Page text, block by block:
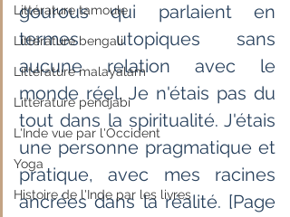
Littérature tamoule
Littérature bengali
Littérature malayalam
Littérature pendjabi
L'Inde vue par l'Occident
Yoga
Histoire de l'Inde par les livres
gourous qui parlaient en
termes utopiques sans
aucune relation avec le
monde réel. Je n'étais pas du
tout dans la spiritualité. J'étais
une personne pragmatique et
pratique, avec mes racines
ancrées dans la réalité. [Page